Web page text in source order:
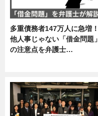
多重債務者147万人に急増！
他人事じゃない「借金問題」
の注意点を弁護士…